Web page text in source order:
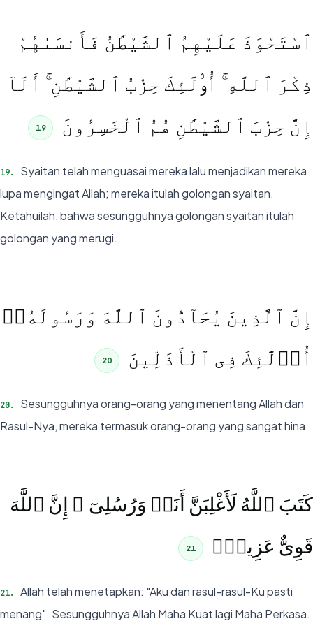
ٱسْتَحْوَذَ عَلَيْهِمُ ٱلشَّيْطَٰنُ فَأَنسَىٰهُمْ
ذِكْرَ ٱللَّهِ ۚ أُو۟لَٰٓئِكَ حِزْبُ ٱلشَّيْطَٰنِ ۚ أَلَآ
إِنَّ حِزْبَ ٱلشَّيْطَٰنِ هُمُ ٱلْخَٰسِرُونَ
19
19.
Syaitan telah menguasai mereka lalu menjadikan mereka
lupa mengingat Allah; mereka itulah golongan syaitan.
Ketahuilah, bahwa sesungguhnya golongan syaitan itulah
golongan yang merugi.
إِنَّ ٱلَّذِينَ يُحَآدُّونَ ٱللَّهَ وَرَسُولَهُۥٓ
أُو۟لَٰٓئِكَ فِى ٱلْأَذَلِّينَ
20
20.
Sesungguhnya orang-orang yang menentang Allah dan
Rasul-Nya, mereka termasuk orang-orang yang sangat hina.
كَتَبَ ٱللَّهُ لَأَغْلِبَنَّ أَنَا۠ وَرُسُلِىٓ ۚ إِنَّ ٱللَّهَ
قَوِىٌّ عَزِيزٌۭ
21
21.
Allah telah menetapkan: "Aku dan rasul-rasul-Ku pasti
menang". Sesungguhnya Allah Maha Kuat lagi Maha Perkasa.